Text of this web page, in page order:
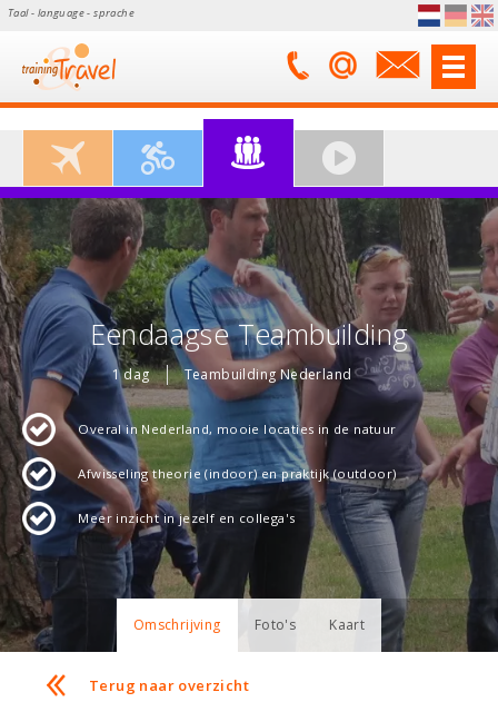
Taal - language - sprache
Eendaagse Teambuilding
1 dag Teambuilding Nederland
Overal in Nederland, mooie locaties in de natuur
Afwisseling theorie (indoor) en praktijk (outdoor)
Meer inzicht in jezelf en collega's
Omschrijving Foto's Kaart
Terug naar overzicht